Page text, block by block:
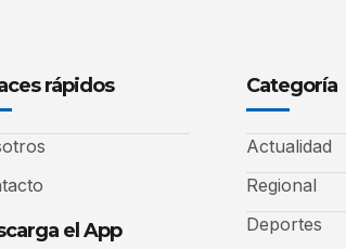
rápidos
el App
Categoría
Actualidad
Regional
Deportes